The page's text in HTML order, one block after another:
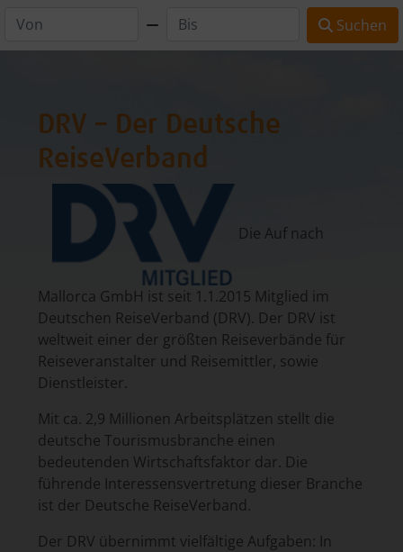
DRV – Der Deutsche
ReiseVerband
Die Auf nach
Mallorca GmbH ist seit 1.1.2015 Mitglied im
Deutschen ReiseVerband (DRV). Der DRV ist
weltweit einer der größten Reiseverbände für
Reiseveranstalter und Reisemittler, sowie
Dienstleister.
Mit ca. 2,9 Millionen Arbeitsplätzen stellt die
deutsche Tourismusbranche einen
bedeutenden Wirtschaftsfaktor dar. Die
führende Interessensvertretung dieser Branche
ist der Deutsche ReiseVerband.
Der DRV übernimmt vielfältige Aufgaben: In
Suchen